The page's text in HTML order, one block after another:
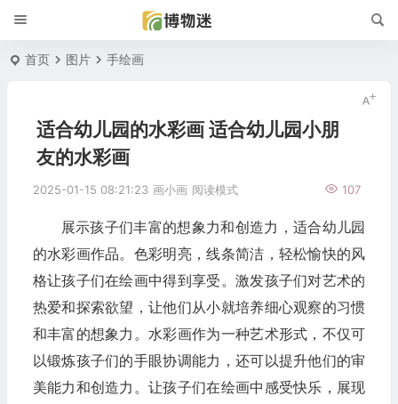
首页 图片 手绘画
适合幼儿园的水彩画 适合幼儿园小朋
友的水彩画
2025-01-15 08:21:23 画小画 107
阅读模式
展示孩子们丰富的想象力和创造力，适合幼儿园
的水彩画作品。色彩明亮，线条简洁，轻松愉快的风
格让孩子们在绘画中得到享受。激发孩子们对艺术的
热爱和探索欲望，让他们从小就培养细心观察的习惯
和丰富的想象力。水彩画作为一种艺术形式，不仅可
以锻炼孩子们的手眼协调能力，还可以提升他们的审
美能力和创造力。让孩子们在绘画中感受快乐，展现